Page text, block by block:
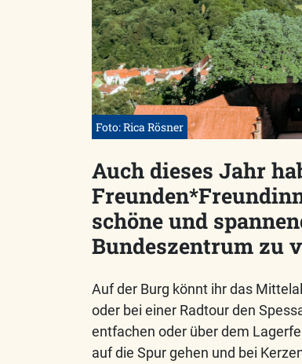
Foto: Rica Rösner
Auch dieses Jahr
schöne und
Bundeszentrum zu
Auf der Burg könnt ihr das
oder bei einer Radtour den
entfachen oder über dem
auf die Spur gehen und bei